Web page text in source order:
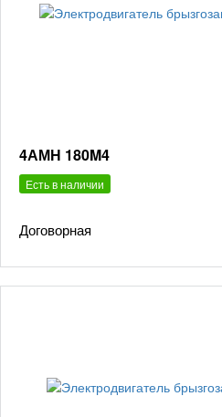
4АМН 180M4
Есть в наличии
Договорная